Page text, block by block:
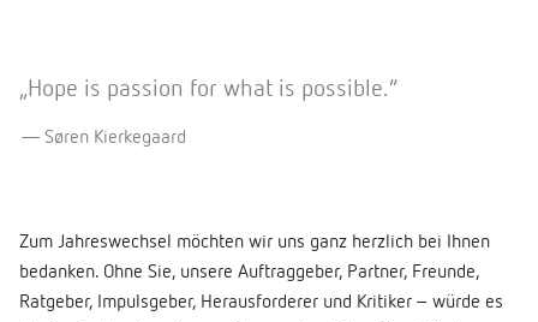
„Hope is passion for what is possible.”
Søren Kierkegaard
Zum Jahreswechsel möchten wir uns ganz herzlich bei Ihnen
bedanken. Ohne Sie, unsere Auftraggeber, Partner, Freunde,
Ratgeber, Impulsgeber, Herausforderer und Kritiker – würde es